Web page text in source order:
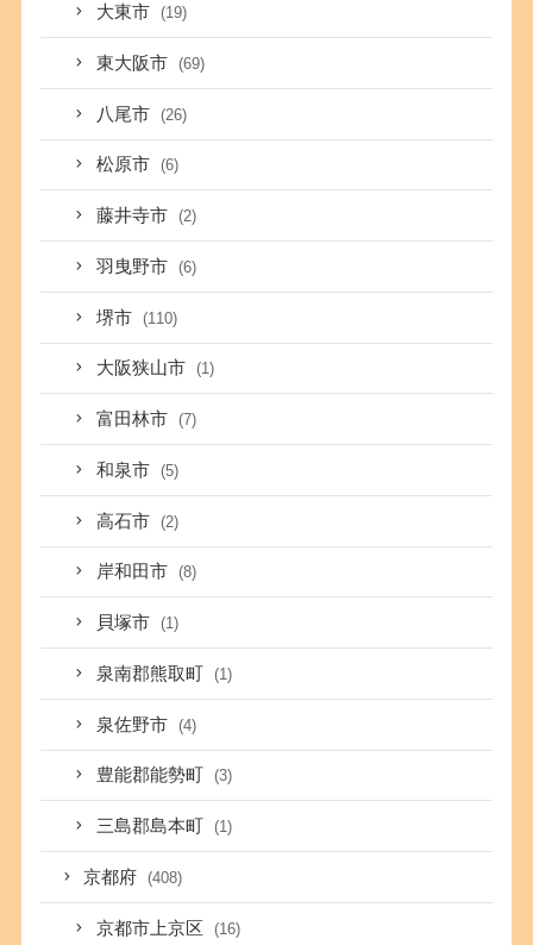
大東市 (19)
東大阪市 (69)
八尾市 (26)
松原市 (6)
藤井寺市 (2)
羽曳野市 (6)
堺市 (110)
大阪狭山市 (1)
富田林市 (7)
和泉市 (5)
高石市 (2)
岸和田市 (8)
貝塚市 (1)
泉南郡熊取町 (1)
泉佐野市 (4)
豊能郡能勢町 (3)
三島郡島本町 (1)
京都府 (408)
京都市上京区 (16)